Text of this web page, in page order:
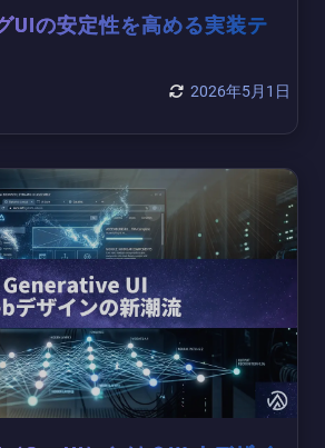
2026年5月1日
UIの安定性を高める実装テ